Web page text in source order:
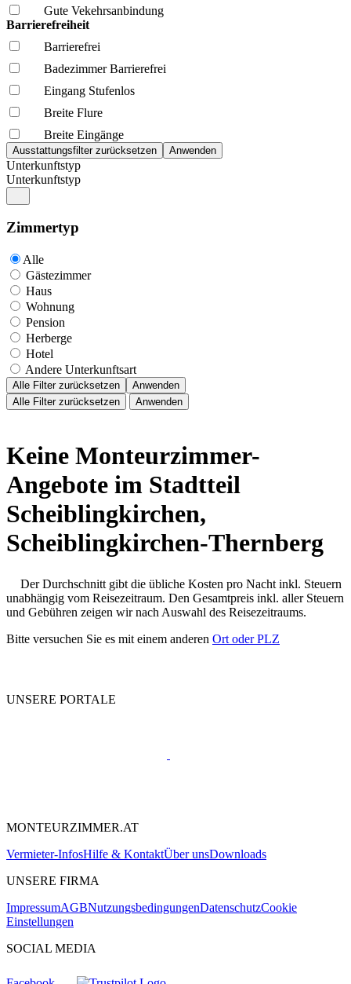
Gute Vekehrsanbindung
Barrierefreiheit
Barrierefrei
Badezimmer Barrierefrei
Eingang Stufenlos
Breite Flure
Breite Eingänge
Unterkunftstyp
Unterkunftstyp
Zimmertyp
Alle
Gästezimmer
Haus
Wohnung
Pension
Herberge
Hotel
Andere Unterkunftsart
Alle Filter zurücksetzen
Anwenden
Alle Filter zurücksetzen
Anwenden
Keine Monteurzimmer-
Angebote im Stadtteil
Scheiblingkirchen,
Scheiblingkirchen-Thernberg
Der Durchschnitt gibt die übliche Kosten pro Nacht inkl. Steuern
unabhängig vom Reisezeitraum. Den Gesamtpreis inkl. aller Steuern
und Gebühren zeigen wir nach Auswahl des Reisezeitraums.
Bitte versuchen Sie es mit einem anderen Ort oder PLZ
UNSERE PORTALE
MONTEURZIMMER.AT
Vermieter-InfosHilfe & KontaktÜber unsDownloads
UNSERE FIRMA
ImpressumAGBNutzungsbedingungenDatenschutzCookie
Einstellungen
SOCIAL MEDIA